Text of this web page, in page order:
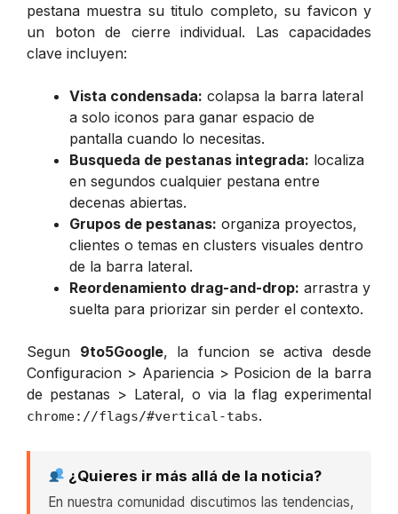
pestana muestra su titulo completo, su favicon y
un boton de cierre individual. Las capacidades
clave incluyen:
Vista condensada: colapsa la barra lateral
a solo iconos para ganar espacio de
pantalla cuando lo necesitas.
Busqueda de pestanas integrada: localiza
en segundos cualquier pestana entre
decenas abiertas.
Grupos de pestanas: organiza proyectos,
clientes o temas en clusters visuales dentro
de la barra lateral.
Reordenamiento drag-and-drop: arrastra y
suelta para priorizar sin perder el contexto.
Segun 9to5Google, la funcion se activa desde
Configuracion > Apariencia > Posicion de la barra
de pestanas > Lateral, o via la flag experimental
chrome://flags/#vertical-tabs.
¿Quieres ir más allá de la noticia?
En nuestra comunidad discutimos las tendencias,